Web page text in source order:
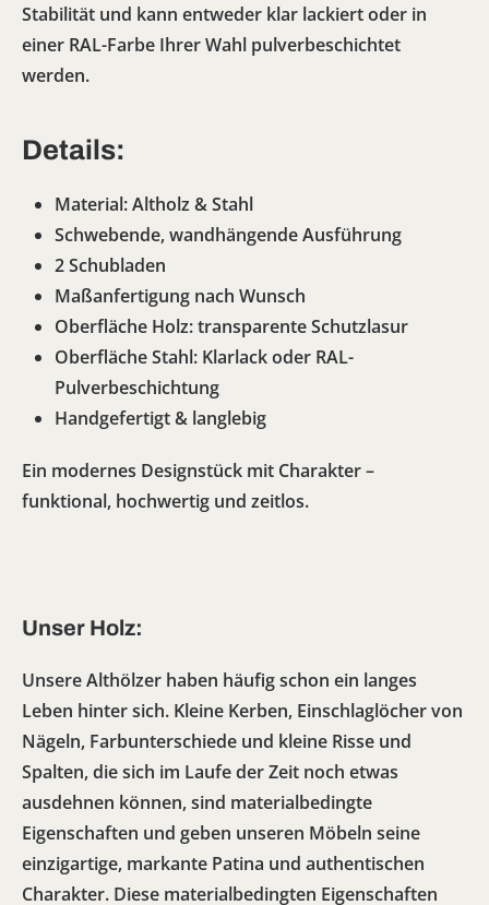
Stabilität und kann entweder klar lackiertoder in
einer RAL-Farbe Ihrer Wahl pulverbeschichtet
werden.
Details:
Material: Altholz & Stahl
Schwebende, wandhängende Ausführung
2 Schubladen
Maßanfertigung nach Wunsch
Oberfläche Holz: transparente Schutzlasur
Oberfläche Stahl: Klarlack oder RAL-
Pulverbeschichtung
Handgefertigt & langlebig
Ein modernes Designstück mit Charakter –
funktional, hochwertig und zeitlos.
Unser Holz:
Unsere Althölzer haben häufig schon ein langes
Leben hinter sich. Kleine Kerben, Einschlaglöcher von
Nägeln, Farbunterschiede und kleine Risse und
Spalten, die sich im Laufe der Zeit noch etwas
ausdehnen können, sind materialbedingte
Eigenschaften und geben unseren Möbeln seine
einzigartige, markante Patina und authentischen
Charakter. Diese materialbedingten Eigenschaften